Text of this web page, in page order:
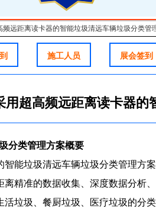
频远距离读卡器的智能垃圾清远车辆垃圾分类管
施工人员 展会签到
用超高频远距离读卡器的
分类管理方案概要
智能垃圾清远车辆垃圾分类管理方
离精准的数据收集、深度数据分析
活垃圾、餐厨垃圾、医疗垃圾的分